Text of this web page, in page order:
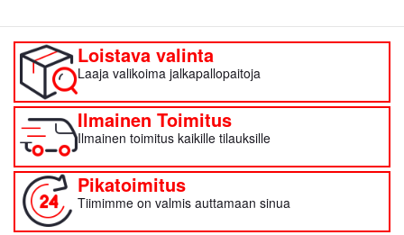
Loistava valinta
Laaja valikoima jalkapallopaitoja
Ilmainen Toimitus
Ilmainen toimitus kaikille tilauksille
Pikatoimitus
Tiimimme on valmis auttamaan sinua